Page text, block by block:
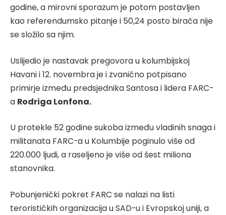
godine, a mirovni sporazum je potom postavljen
kao referendumsko pitanje i 50,24 posto birača nije
se složilo sa njim.
Uslijedio je nastavak pregovora u kolumbijskoj
Havani i 12. novembra je i zvanično potpisano
primirje između predsjednika Santosa i lidera FARC-
a Rodriga Lonfona.
U protekle 52 godine sukoba između vladinih snaga i
militanata FARC-a u Kolumbije poginulo više od
220.000 ljudi, a raseljeno je više od šest miliona
stanovnika.
Pobunjenički pokret FARC se nalazi na listi
terorističkih organizacija u SAD-u i Evropskoj uniji, a